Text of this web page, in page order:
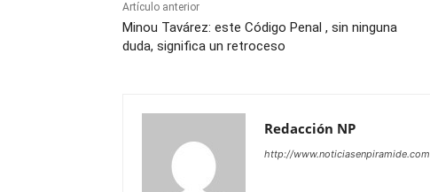
Artículo anterior
Minou Tavárez: este Código Penal , sin ninguna
duda, significa un retroceso
Redacción NP
http://www.noticiasenpiramide.com